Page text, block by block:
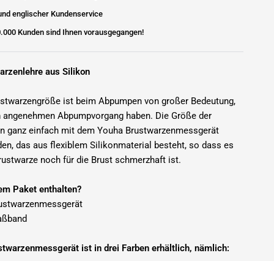
englischer Kundenservice
Kunden sind Ihnen vorausgegangen!
aus Silikon
ist beim Abpumpen von großer Bedeutung,
Abpumpvorgang haben. Die Größe der
ganz einfach mit dem Youha Brustwarzenmessgerät
das aus flexiblem Silikonmaterial besteht, so dass es
noch für die Brust schmerzhaft ist.
Paket enthalten?
ist in drei Farben erhältlich, nämlich: